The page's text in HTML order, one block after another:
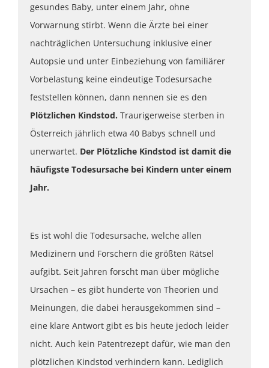
gesundes Baby, unter einem Jahr, ohne
Vorwarnung stirbt. Wenn die Ärzte bei einer
nachträglichen Untersuchung inklusive einer
Autopsie und unter Einbeziehung von familiärer
Vorbelastung keine eindeutige Todesursache
feststellen können, dann nennen sie es den
Plötzlichen Kindstod. Traurigerweise sterben in
Österreich jährlich etwa 40 Babys schnell und
unerwartet. Der Plötzliche Kindstod ist damit die
häufigste Todesursache bei Kindern unter einem
Jahr.
Es ist wohl die Todesursache, welche allen
Medizinern und Forschern die größten Rätsel
aufgibt. Seit Jahren forscht man über mögliche
Ursachen – es gibt hunderte von Theorien und
Meinungen, die dabei herausgekommen sind –
eine klare Antwort gibt es bis heute jedoch leider
nicht. Auch kein Patentrezept dafür, wie man den
plötzlichen Kindstod verhindern kann. Lediglich